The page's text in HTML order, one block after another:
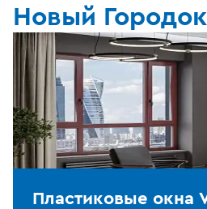
Новый Городок
Пластиковые окна